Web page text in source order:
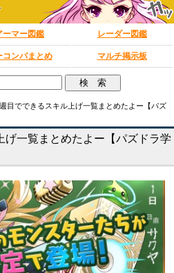
ーマー図鑑 レーダー図鑑
コンパまとめ マルチ掲示板
目でできるスキル上げ一覧まとめたよー【パズ
げ一覧まとめたよー【パズドラ学